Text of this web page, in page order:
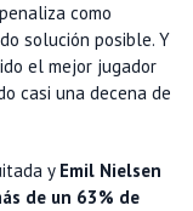
como
solución posible. Y
el mejor jugador
casi una decena de
y Emil Nielsen
de un 63% de